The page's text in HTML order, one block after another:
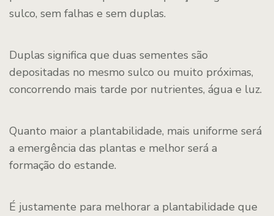
sulco, sem falhas e sem duplas.
Duplas significa que duas sementes são
depositadas no mesmo sulco ou muito próximas,
concorrendo mais tarde por nutrientes, água e luz.
Quanto maior a plantabilidade, mais uniforme será
a emergência das plantas e melhor será a
formação do estande.
É justamente para melhorar a plantabilidade que